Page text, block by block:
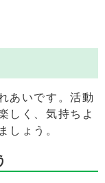
あいです。活動
しく、気持ちよ
しょう。